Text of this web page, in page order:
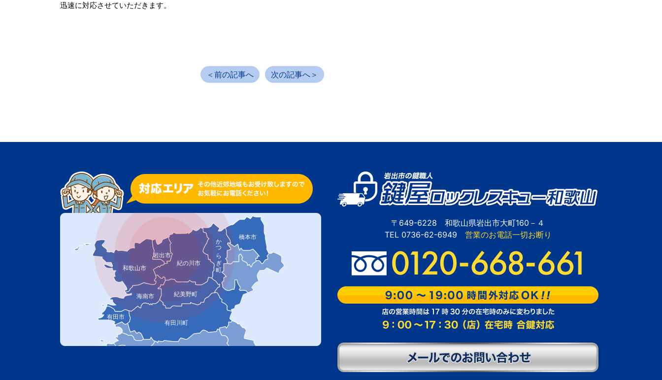
迅速に対応させていただきます。
＜前の記事へ 次の記事へ＞
〒649-6228 和歌山県岩出市大町160－４
TEL 0736-62-6949 営業のお電話一切お断り
岩出市
和歌山市
紀の川市
かつらぎ町 橋本市
海南市 紀美野町
有田市
有田川町